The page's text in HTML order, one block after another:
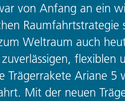
von Anfang an ein
Raumfahrtstrategie
Weltraum auch
flexiblen
Trägerrakete Ariane 5
Mit der neuen